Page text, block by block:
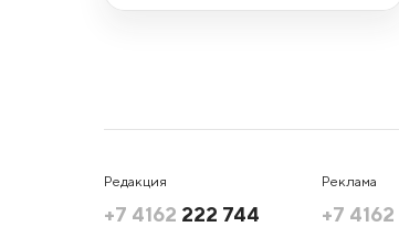
Редакция
+7 4162 222 744
Реклама
+7 4162